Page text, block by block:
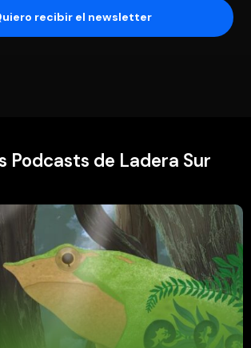
por la naturaleza
Naturaleza, la ciencia, el activismo y la vida
que nos mueve y lo que nos llena el alma, a
que han dedicado su vida a salvar al
Bárbara Tupper y Martín del Río.